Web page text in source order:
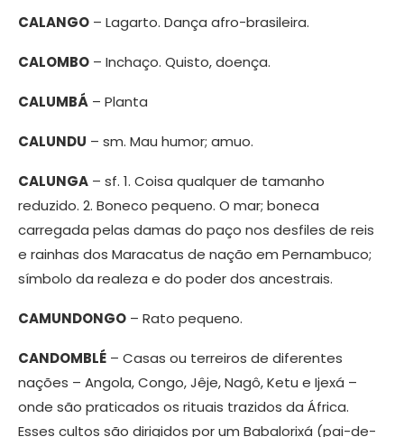
CALANGO – Lagarto. Dança afro-brasileira.
CALOMBO – Inchaço. Quisto, doença.
CALUMBÁ – Planta
CALUNDU – sm. Mau humor; amuo.
CALUNGA – sf. 1. Coisa qualquer de tamanho
reduzido. 2. Boneco pequeno. O mar; boneca
carregada pelas damas do paço nos desfiles de reis
e rainhas dos Maracatus de nação em Pernambuco;
símbolo da realeza e do poder dos ancestrais.
CAMUNDONGO – Rato pequeno.
CANDOMBLÉ – Casas ou terreiros de diferentes
nações – Angola, Congo, Jêje, Nagô, Ketu e Ijexá –
onde são praticados os rituais trazidos da África.
Esses cultos são dirigidos por um Babalorixá (pai-de-